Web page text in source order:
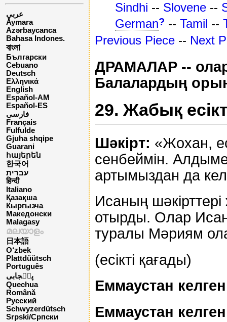
عربي
Aymara
Azərbaycanca
Bahasa Indones.
বাংলা
Български
Cebuano
Deutsch
Ελληνικά
English
Español-AM
Español-ES
فارسی
Français
Fulfulde
Gjuha shqipe
Guarani
հայերեն
한국어
עברית
हिन्दी
Italiano
Қазақша
Кыргызча
Македонски
Malagasy
മലയാളം
日本語
O‘zbek
Plattdüütsch
Português
پن٘جابی
Quechua
Română
Русский
Schwyzerdütsch
Srpski/Српски
Sindhi -- Slovene --
German? -- Tamil --
Previous Piece -- Next
ДРАМАЛАР --
Балалардың
29. Жабық
Шәкірт: «Жохан,
сенбеймін.
артымыздан да
Исаның шәкірттері
отырды. Олар
туралы Мәриям
(есікті қағады)
Еммаустан
Еммаустан